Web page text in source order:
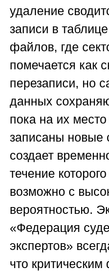
удаление
записи в
файлов, где
помечается как
перезаписи, но
данных
пока на их
записаны новые
создает
течение
возможно с
вероятностью.
«Федерация
экспертов»
что